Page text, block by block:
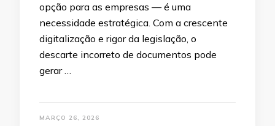
opção para as empresas — é uma
necessidade estratégica. Com a crescente
digitalização e rigor da legislação, o
descarte incorreto de documentos pode
gerar …
MARÇO 26, 2026